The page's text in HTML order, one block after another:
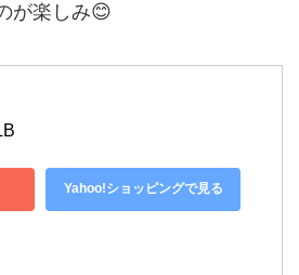
が楽しみ😊
Yahoo!ショッピングで見る